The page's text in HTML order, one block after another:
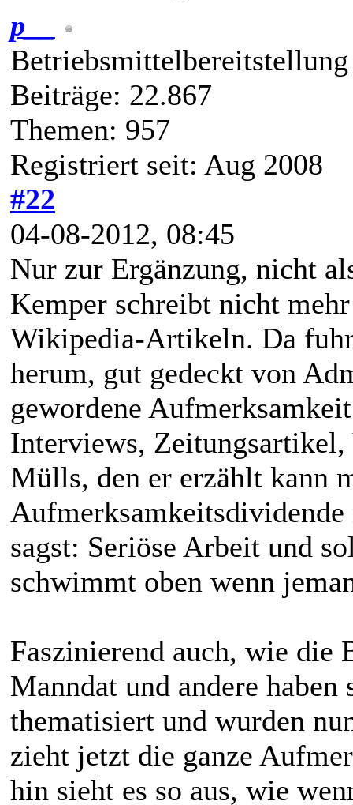
p__
Betriebsmittelbereitstellung
Beiträge: 22.867
Themen: 957
Registriert seit: Aug 2008
#22
04-08-2012, 08:45
Nur zur Ergänzung, nicht
Kemper schreibt nicht
Wikipedia-Artikeln. Da
herum, gut gedeckt von
gewordene
Interviews, Zeitungsartikel,
Mülls, den er erzählt kann
sagst: Seriöse Arbeit und
schwimmt oben wenn
Faszinierend auch, wie die
Manndat und andere haben
thematisiert und wurden
zieht jetzt die ganze
hin sieht es so aus, wie